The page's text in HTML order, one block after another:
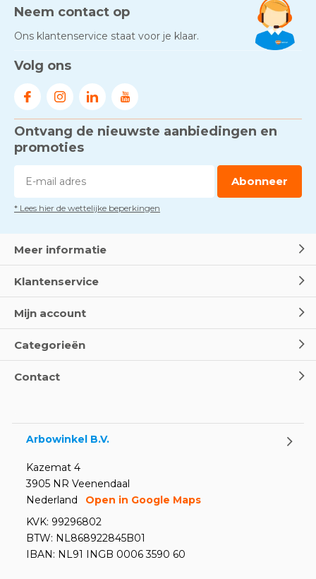
Neem contact op
Ons klantenservice staat voor je klaar.
Volg ons
Ontvang de nieuwste aanbiedingen en
promoties
Abonneer
* Lees hier de wettelijke beperkingen
Meer informatie
Klantenservice
Mijn account
Categorieën
Contact
Arbowinkel B.V.
Kazemat 4
3905 NR Veenendaal
Nederland
Open in Google Maps
KVK: 99296802
BTW: NL868922845B01
IBAN: NL91 INGB 0006 3590 60